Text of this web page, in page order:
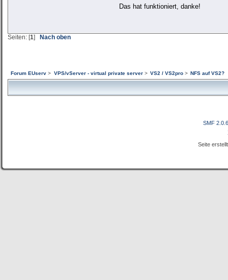
Das hat funktioniert, danke!
Seiten: [1] Nach oben
Forum EUserv > VPS/vServer - virtual private server> VS2 / VS2pro> NFS auf VS2?
SMF 2.0.6
Seite